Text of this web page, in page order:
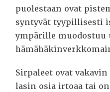
puolestaan ovat
syntyvät tyypillisesti
ympärille muodostuu
Sirpaleet ovat
lasin osia irtoaa tai